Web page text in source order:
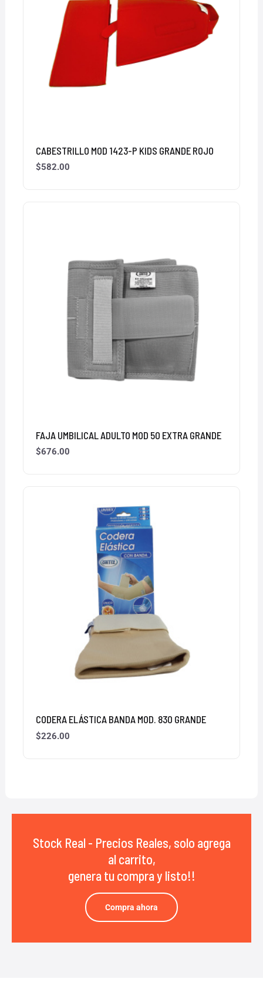
CABESTRILLO MOD 1423-P KIDS GRANDE ROJO
$582.00
FAJA UMBILICAL ADULTO MOD 50 EXTRA GRANDE
$676.00
CODERA ELÁSTICA BANDA MOD. 830 GRANDE
$226.00
Stock Real - Precios Reales, solo agrega
al carrito,
genera tu compra y listo!!
Compra ahora